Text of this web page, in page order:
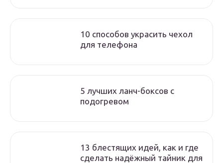
10 способов украсить чехол
для телефона
5 лучших ланч-боксов с
подогревом
13 блестящих идей, как и где
сделать надёжный тайник для